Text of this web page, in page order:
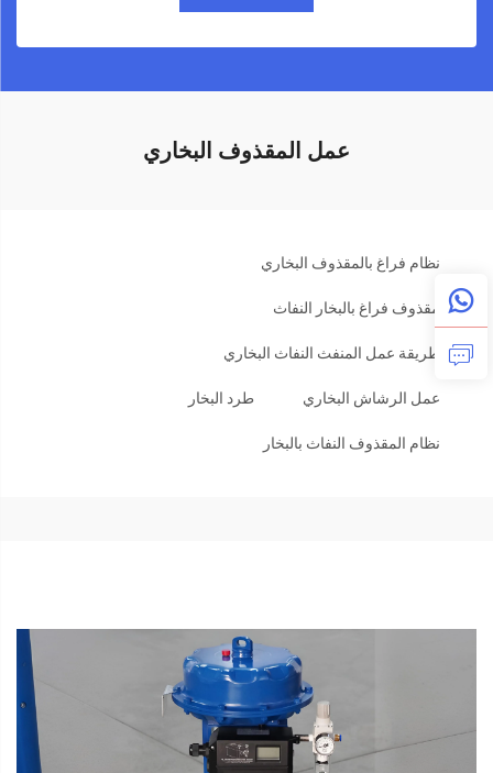
عمل المقذوف البخاري
نظام فراغ بالمقذوف البخاري
مقذوف فراغ بالبخار النفاث
طريقة عمل المنفث النفاث البخاري
عمل الرشاش البخاري طرد البخار
نظام المقذوف النفاث بالبخار